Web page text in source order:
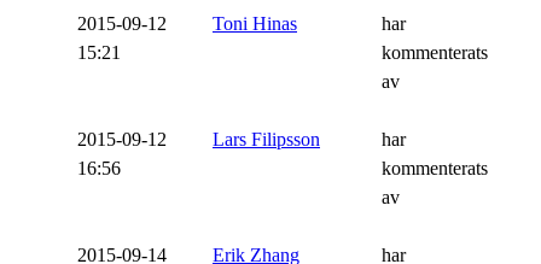
2015-09-12
15:21
Toni Hinas
har
kommenterats
av
2015-09-12
16:56
Lars Filipsson
har
kommenterats
av
2015-09-14
Erik Zhang
har